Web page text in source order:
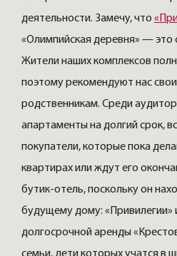
деятельности. Замечу, что
«Олимпийская деревня» — это
Жители наших комплексов
поэтому рекомендуют нас
родственникам. Среди
апартаменты на долгий срок,
покупатели, которые пока
квартирах или ждут его
бутик-отель, поскольку он
будущему дому: «Привилегии»
долгосрочной аренды